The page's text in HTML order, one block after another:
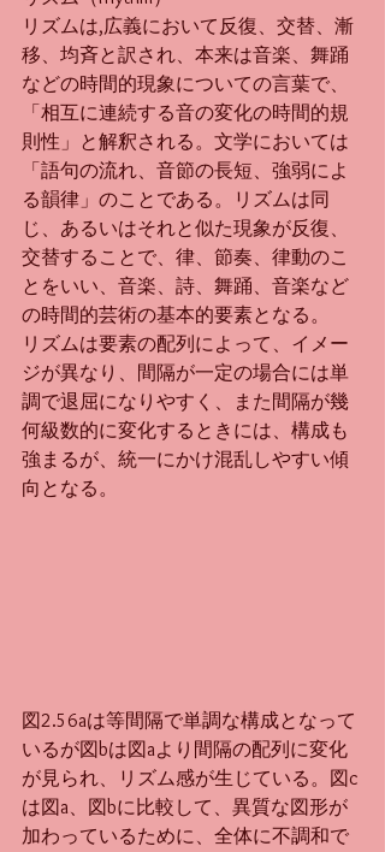
リズムは,広義において反復、交替、漸
移、均斉と訳され、本来は音楽、舞踊
などの時間的現象についての言葉で、
「相互に連続する音の変化の時間的規
則性」と解釈される。文学においては
「語句の流れ、音節の長短、強弱によ
る韻律」のことである。リズムは同
じ、あるいはそれと似た現象が反復、
交替することで、律、節奏、律動のこ
とをいい、音楽、詩、舞踊、音楽など
の時間的芸術の基本的要素となる。
リズムは要素の配列によって、イメー
ジが異なり、間隔が一定の場合には単
調で退屈になりやすく、また間隔が幾
何級数的に変化するときには、構成も
強まるが、統一にかけ混乱しやすい傾
向となる。
図2.56aは等間隔で単調な構成となって
いるが図bは図aより間隔の配列に変化
が見られ、リズム感が生じている。図c
は図a、図bに比較して、異質な図形が
加わっているために、全体に不調和で